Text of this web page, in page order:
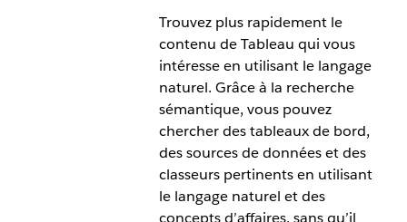
Tableau Agent dans les tableaux de
bord : Analyse de données
Trouvez plus rapidement le
contenu de Tableau qui vous
intéresse en utilisant le langage
naturel. Grâce à la recherche
sémantique, vous pouvez
chercher des tableaux de bord,
des sources de données et des
classeurs pertinents en utilisant
le langage naturel et des
concepts d’affaires, sans qu’il